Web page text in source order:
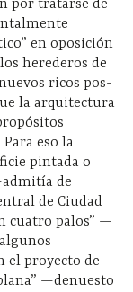
por tratarse de
en oposición
herederos de
ricos pos-
la arquitectura
eso la
pintada o
de
de Ciudad
cuatro palos” —
el proyecto de
—denuesto